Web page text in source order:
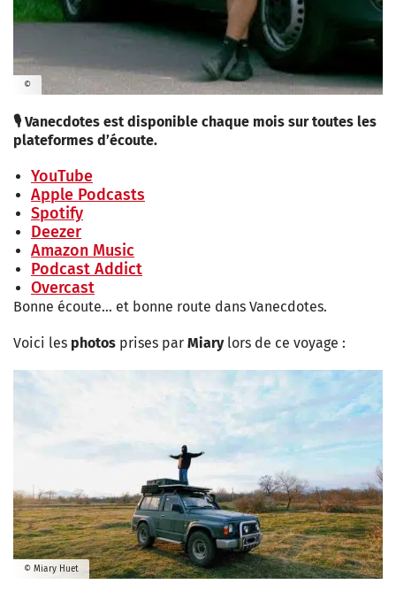
©
🎙️ Vanecdotes est disponible chaque mois sur toutes les
plateformes d’écoute.
YouTube
Apple Podcasts
Spotify
Deezer
Amazon Music
Podcast Addict
Overcast
Bonne écoute… et bonne route dans Vanecdotes.
Voici les photos prises par Miarylors de ce voyage :
© Miary Huet